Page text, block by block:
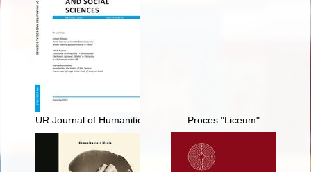
UR Journal of Humanities and Social Sciences. 2023, nr 3
Proces "Liceum"